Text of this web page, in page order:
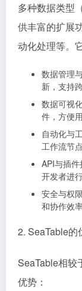
多种数据类型
供丰富的扩展
动化处理等。
数据管理
新，支持
数据可视
件，方便
自动化与
工作流节
API与插
开发者进
安全与权
和协作效率
2. SeaTable的
SeaTable相较
优势：